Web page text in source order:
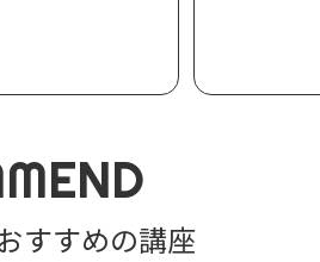
すすめの講座